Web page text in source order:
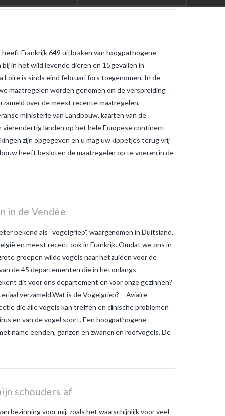
Europa? Waarom winnen
muggenbeten en
tijgermuggenbeten?
tijgermuggen uit te roeien?
in-frankrijk wonen-vendee
Frankrijk 649 uitbraken van hoogpathogene
in het wild levende dieren en 15 gevallen in
Loire is sinds eind februari fors toegenomen. In de
maatregelen worden genomen om de verspreiding
over de meest recente maatregelen,
ministerie van Landbouw, kaarten van de
landen op het hele Europese continent
zijn opgegeven en u mag uw kippetjes terug vrij
heeft besloten de maatregelen op te voeren in de
in de Vendée
bekend als “vogelgriep”, waargenomen in Duitsland,
en meest recent ook in Frankrijk. Omdat we ons in
groepen wilde vogels naar het zuiden voor de
de 45 departementen die in het onlangs
dit voor ons departement en voor onze gezinnen?
verzameld.Wat is de Vogelgriep? – Aviaire
die alle vogels kan treffen en clinische problemen
en van de vogel soort. Een hoogpathogene
name eenden, ganzen en zwanen en roofvogels. De
schouders af
bezinning voor mij, zoals het waarschijnlijk voor veel